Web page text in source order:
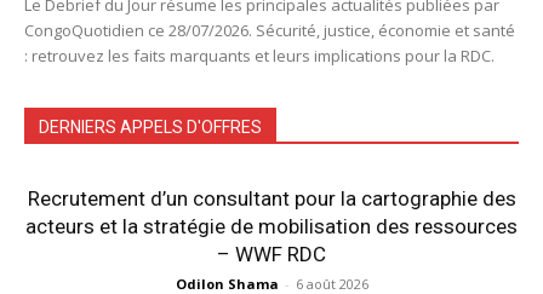
CongoQuotidien ce 28/07/2026. Sécurité, justice, économie et santé
: retrouvez les faits marquants et leurs implications pour la RDC.
DERNIERS APPELS D'OFFRES
Recrutement d’un consultant pour la cartographie des
acteurs et la stratégie de mobilisation des ressources
– WWF RDC
Odilon Shama - 6 août 2026